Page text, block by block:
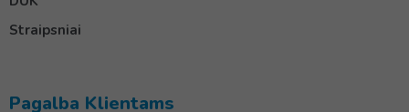
Straipsniai
Pagalba Klientams